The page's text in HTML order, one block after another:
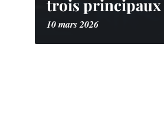
trois principaux
10 mars 2026